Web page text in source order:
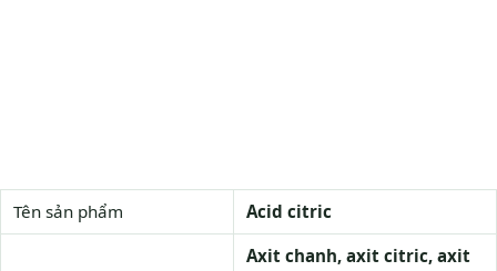
Tên sản phẩm Acid citric
Axit chanh, axit citric, axit